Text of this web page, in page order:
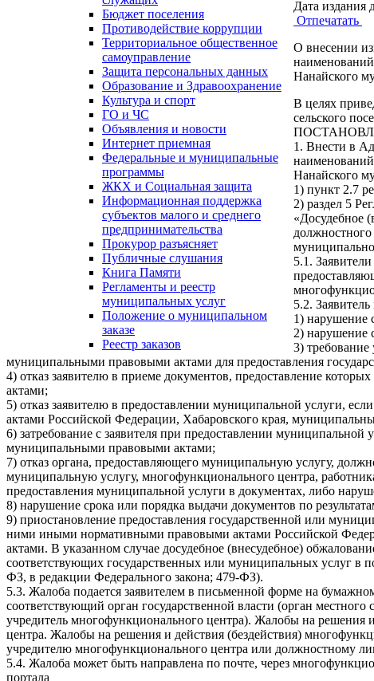
Бюджет поселения
Противодействие коррупции
Территориальное общественное
самоуправление
Защита персональных данных
Образование и Здравоохранение
Культура и спорт
ГО и ЧС
Объявления и новости
Интернет приемная
Федеральные и муниципальные
программы
ЖКХ и Социальная защита
Информационная поддержка
субъектов малого и среднего
предпринимательства
Прокурор разъясняет
Публичные слушания
Книга Памяти
Регламенты и реестр
муниципальных услуг
Положение о муниципальном
заказе
Реестр заказов
Дата издания
Отпечатать
О внесении
наименований
Нанайского
В целях
сельского
1. Внести в
наименований
Нанайского
1) пункт 2.7
2) раздел 5
«Досудебное
5.1.
5.2.
1) нарушение
2) нарушение
3)
муниципальными правовыми актами для предоставления
4) отказ заявителю в приеме документов, предоставление
актами;
5) отказ заявителю в предоставлении муниципальной услуги,
актами Российской Федерации, Хабаровского края,
6) затребование с заявителя при предоставлении
муниципальными правовыми актами;
7) отказ органа, предоставляющего муниципальную услугу,
муниципальную услугу, многофункционального центра,
предоставления муниципальной услуги в документах, либо
8) нарушение срока или порядка выдачи документов по
9) приостановление предоставления государственной или
ними иными нормативными правовыми актами Российской
актами. В указанном случае досудебное (внесудебное)
соответствующих государственных или муниципальных услуг в
ФЗ, в редакции Федерального закона; 479-ФЗ).
5.3. Жалоба подается заявителем в письменной форме на
соответствующий орган государственной власти (орган
учредитель многофункционального центра). Жалобы на решения
центра. Жалобы на решения и действия (бездействия)
учредителю многофункционального центра или должностному
5.4. Жалоба может быть направлена по почте, через
портала